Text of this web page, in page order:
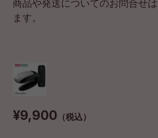
ます。
¥9,900 （税込）